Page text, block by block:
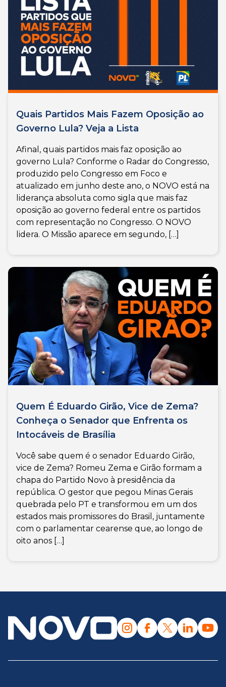
Quais Partidos Mais Fazem Oposição ao
Governo Lula? Veja a Lista
Afinal, quais partidos mais faz oposição ao
governo Lula? Conforme o Radar do Congresso,
produzido pelo Congresso em Foco e
atualizado em junho deste ano, o NOVO está na
liderança absoluta como sigla que mais faz
oposição ao governo federal entre os partidos
com representação no Congresso. O NOVO
lidera. O Missão aparece em segundo, […]
Quem É Eduardo Girão, Vice de Zema?
Conheça o Senador que Enfrenta os
Intocáveis de Brasília
Você sabe quem é o senador Eduardo Girão,
vice de Zema? Romeu Zema e Girão formam a
chapa do Partido Novo à presidência da
república. O gestor que pegou Minas Gerais
quebrada pelo PT e transformou em um dos
estados mais promissores do Brasil, juntamente
com o parlamentar cearense que, ao longo de
oito anos […]